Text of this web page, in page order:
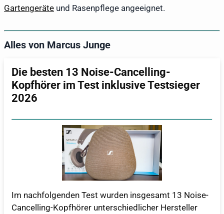
Gartengeräte und Rasenpflege angeeignet.
Alles von Marcus Junge
Die besten 13 Noise-Cancelling-
Kopfhörer im Test inklusive Testsieger
2026
Im nachfolgenden Test wurden insgesamt 13 Noise-
Cancelling-Kopfhörer unterschiedlicher Hersteller